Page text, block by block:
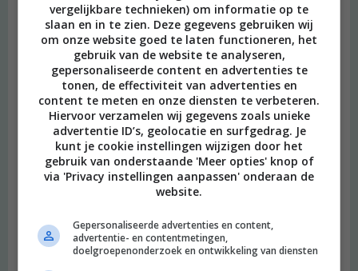
Beantwoorden
Sabrinaschreef:
2015 OM
Ah dat ziet er zo lekker uit! Met naan erbij lijkt me super
inderdaad!
Beantwoorden
Dat ziet er weer zalig uit! Ik maak vaak Thais eten, ook met
gember, koriander en kokos. Maar deze variant ga ik nu
vergelijkbare technieken) om informatie op te
slaan en in te zien. Deze gegevens gebruiken wij
om onze website goed te laten functioneren, het
gebruik van de website te analyseren,
gepersonaliseerde content en advertenties te
tonen, de effectiviteit van advertenties en
content te meten en onze diensten te verbeteren.
Hiervoor verzamelen wij gegevens zoals unieke
advertentie ID’s, geolocatie en surfgedrag. Je
kunt je cookie instellingen wijzigen door het
gebruik van onderstaande 'Meer opties' knop of
via 'Privacy instellingen aanpassen' onderaan de
website.
Gepersonaliseerde advertenties en content,
advertentie- en contentmetingen,
doelgroepenonderzoek en ontwikkeling van diensten